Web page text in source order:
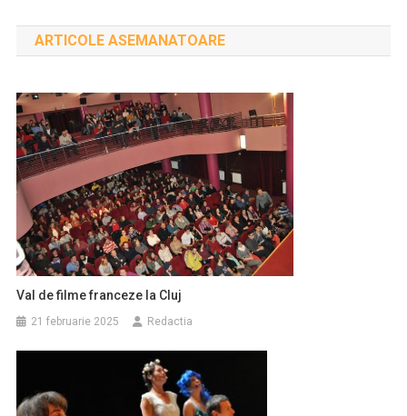
în
articole
ARTICOLE ASEMANATOARE
Val de filme franceze la Cluj
21 februarie 2025 Redactia